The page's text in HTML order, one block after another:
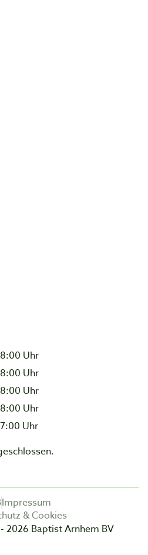
Uhr
Uhr
Uhr
Uhr
Uhr
Impressum
& Cookies
2026 Baptist Arnhem BV